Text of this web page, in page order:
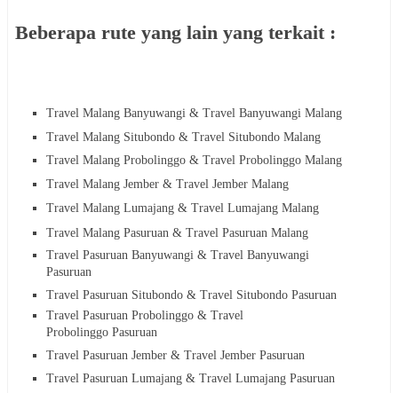
Beberapa rute yang lain yang terkait :
Travel Malang Banyuwangi & Travel Banyuwangi Malang
Travel Malang Situbondo & Travel Situbondo Malang
Travel Malang Probolinggo & Travel Probolinggo Malang
Travel Malang Jember & Travel Jember Malang
Travel Malang Lumajang & Travel Lumajang Malang
Travel Malang Pasuruan & Travel Pasuruan Malang
Travel Pasuruan Banyuwangi & Travel Banyuwangi
Pasuruan
Travel Pasuruan Situbondo & Travel Situbondo Pasuruan
Travel Pasuruan Probolinggo & Travel
Probolinggo Pasuruan
Travel Pasuruan Jember & Travel Jember Pasuruan
Travel Pasuruan Lumajang & Travel Lumajang Pasuruan